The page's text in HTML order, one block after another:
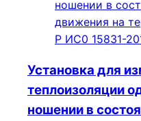
Установка для
теплоизоляции
ношении в